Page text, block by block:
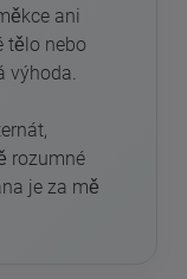
ani
tělo nebo
výhoda.
rozumné
je za mě